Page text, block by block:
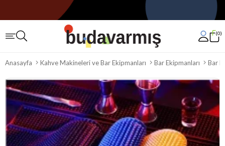
0
Anasayfa Kahve Makineleri ve Bar Ekipmanları Bar Ekipmanları Bar